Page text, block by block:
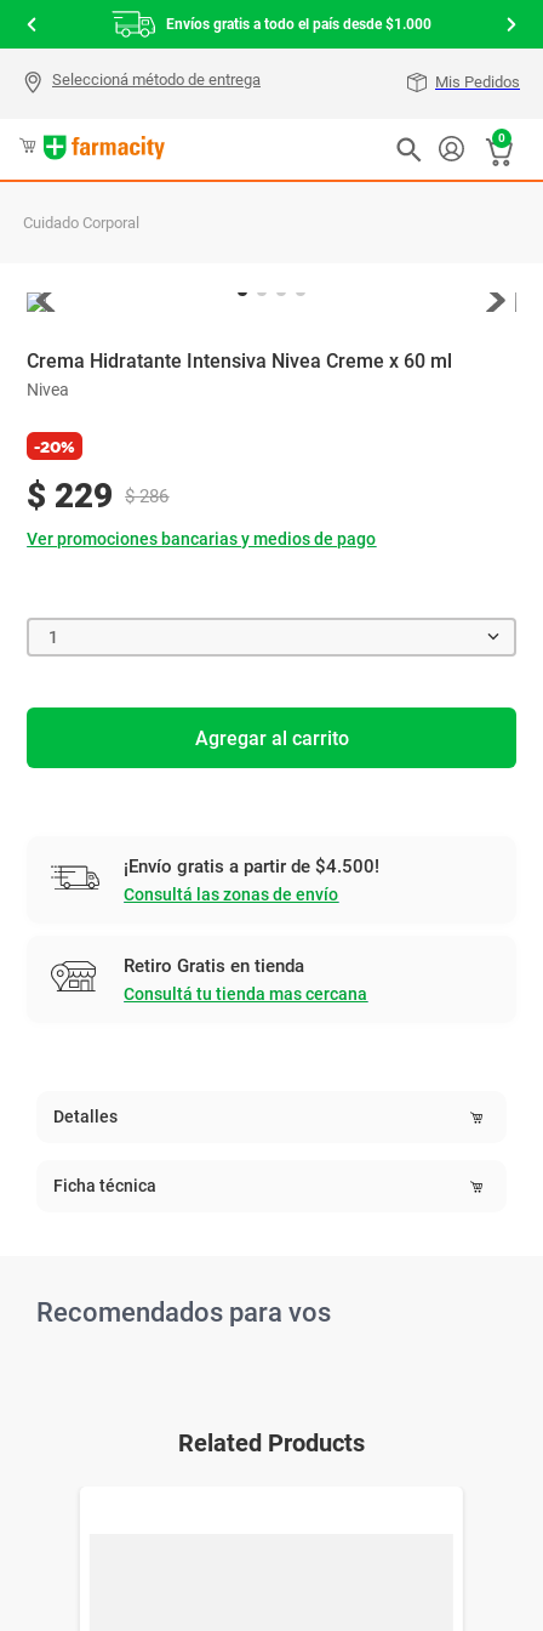
Envíos gratis a todo el país desde $1.000
Mis Pedidos
0
Cuidado Corporal
Crema Hidratante Intensiva Nivea Creme x 60 ml
Nivea
-20%
$ 229 $ 286
Ver promociones bancarias y medios de pago
1
Agregar al carrito
¡Envío gratis a partir de $4.500!
Consultá las zonas de envío
Retiro Gratis en tienda
Consultá tu tienda mas cercana
Detalles
Ficha técnica
Recomendados para vos
Related Products